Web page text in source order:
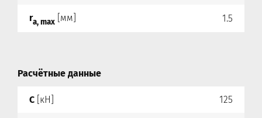
ra, max [мм] 1.5
Расчётные данные
C [кН] 125